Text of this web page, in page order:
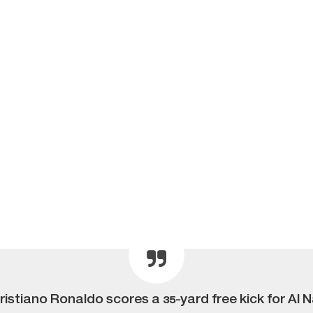
Ronaldo scores a 35-yard free kick for Al